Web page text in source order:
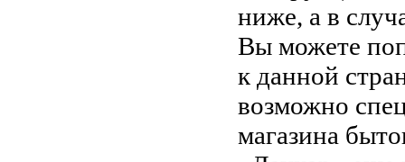
ниже, а в
Вы можете
к данной
возможно
магазина